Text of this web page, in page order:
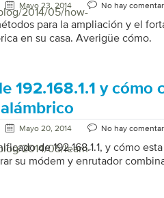
2014/05/how-
Mayo 23, 2014 No hay
para la ampliación y el
en su casa. Averigüe cómo.
2014/05/learn-
192.168.1.1 y cómo
Mayo 20, 2014 No hay
de 192.168.1.1, y cómo
su módem y enrutador